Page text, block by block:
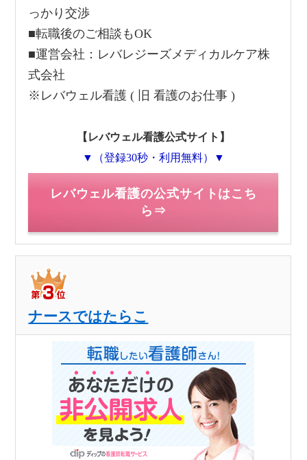
っかり交渉
■転職後のご相談もOK
■運営会社：レバレジーズメディカルケア株
式会社
※レバウェル看護 ( 旧 看護のお仕事 )
【レバウェル看護公式サイト】
▼（登録30秒・利用無料）▼
レバウェル看護の公式サイトはこち
ら⇒
ナースではたらこ